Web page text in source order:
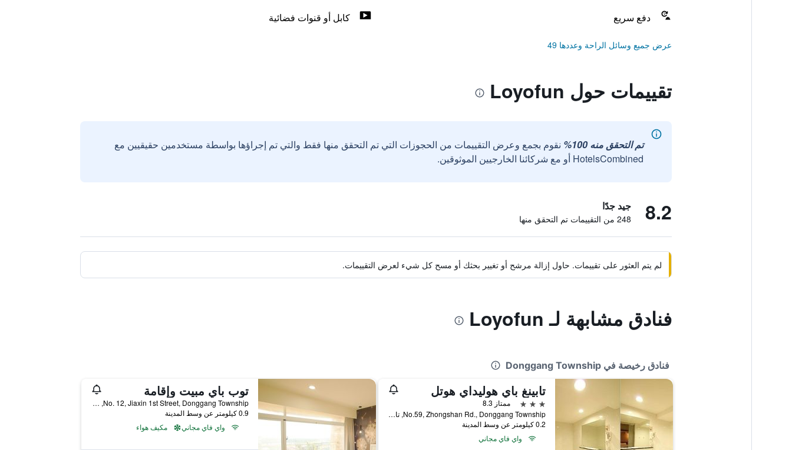
دفع سريع
كابل أو قنوات فضائية
عرض جميع وسائل الراحة وعددها 49
تقييمات حول Loyofun
تم التحقق منه 100%
نقوم بجمع وعرض التقييمات من الحجوزات التي تم التحقق منها فقط والتي تم إجراؤها بواسطة مستخدمين حقيقيين مع
HotelsCombined أو مع شركائنا الخارجيين الموثوقين.
8.2 جيد جدًا
248 من التقييمات تم التحقق منها
لم يتم العثور على تقييمات. حاول إزالة مرشح أو تغيير بحثك أو مسح كل شيء لعرض التقييمات.
فنادق مشابهة لـ Loyofun
فنادق رخيصة في Donggang Township
تابينغ باي هوليداي هوتل
3 نجوم
ممتاز 8.3
No.59, Zhongshan Rd., Donggang Township, تايوان
0.2 كيلومتر عن وسط المدينة
واي فاي مجاني
توب باي مبيت وإقامة
No. 12, Jiaxin 1st Street, Donggang Township, تايوان
0.9 كيلومتر عن وسط المدينة
واي فاي مجاني
مكيف هواء